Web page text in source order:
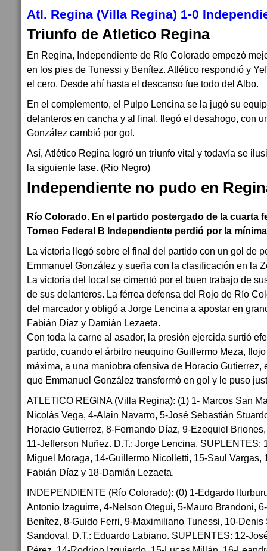
Atl. Regina (Villa Regina) 1-0
Triunfo de Atletico Regina
En Regina, Independiente de Río Colorado empezó
en los pies de Tunessi y Benítez. Atlético respondió y
el cero. Desde ahí hasta el descanso fue todo del Albo.
En el complemento, el Pulpo Lencina se la jugó su
delanteros en cancha y al final, llegó el desahogo, con
González cambió por gol.
Así, Atlético Regina logró un triunfo vital y todavía se
la siguiente fase. (Rio Negro)
Independiente no pudo en
Río Colorado. En el partido postergado de la cuarta
Torneo Federal B Independiente perdió por la
La victoria llegó sobre el final del partido con un gol de
Emmanuel González y sueña con la clasificación en la
La victoria del local se cimentó por el buen trabajo de
de sus delanteros. La férrea defensa del Rojo de Río
del marcador y obligó a Jorge Lencina a apostar en
Fabián Díaz y Damián Lezaeta.
Con toda la carne al asador, la presión ejercida surtió
partido, cuando el árbitro neuquino Guillermo Meza,
máxima, a una maniobra ofensiva de Horacio Gutierrez,
que Emmanuel González transformó en gol y le puso
ATLETICO REGINA (Villa Regina): (1) 1- Marcos San
Nicolás Vega, 4-Alain Navarro, 5-José Sebastián
Horacio Gutierrez, 8-Fernando Díaz, 9-Ezequiel
11-Jefferson Nuñez. D.T.: Jorge Lencina. SUPLENTES:
Miguel Moraga, 14-Guillermo Nicolletti, 15-Saul Vargas,
Fabián Díaz y 18-Damián Lezaeta.
INDEPENDIENTE (Río Colorado): (0) 1-Edgardo
Antonio Izaguirre, 4-Nelson Otegui, 5-Mauro Brandoni,
Benítez, 8-Guido Ferri, 9-Maximiliano Tunessi, 10-
Sandoval. D.T.: Eduardo Labiano. SUPLENTES: 12-